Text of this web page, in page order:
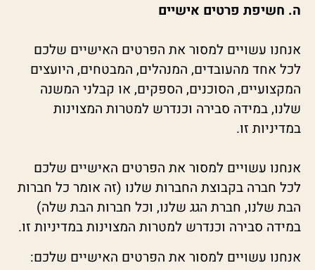
ה. חשיפת פרטים אישיים
אנחנו עשויים למסור את הפרטים האישיים שלכם
לכל אחד מהעובדים, המנהלים, המבטחים, היועצים
המקצועיים, הסוכנים, הספקים, או קבלני המשנה
שלנו, במידה סבירה וכנדרש למטרות המצוינות
במדיניות זו.
אנחנו עשויים למסור את הפרטים האישיים שלכם
לכל חברה בקבוצת החברות שלנו (זה אומר כל חברות
הבת שלנו, חברת הגג שלנו, וכל חברות הבת שלה)
במידה סבירה וכנדרש למטרות המצוינות במדיניות זו.
אנחנו עשויים למסור את הפרטים האישיים שלכם: